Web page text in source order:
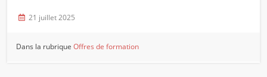
21 juillet 2025
Dans la rubriqueOffres de formation